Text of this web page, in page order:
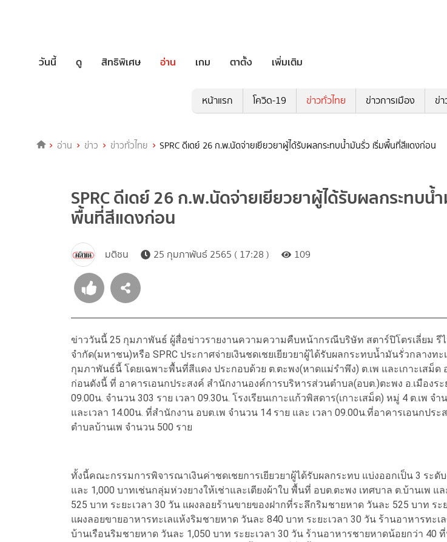
วันนี้ ดู สิทธิพิเศษ อ่าน เกม ตาตั้ง เพิ่มเติม
หน้าแรก โควิด-19 ข่าวทั่วไทย ข่าวการเมือง ข่
อ่าน ข่าว ข่าวทั่วไทย SPRC ดีเดย์ 26 ก.พ.นัดจ่ายเยียวยาผู้ได้รับผลกระทบน้ำมันรั่ว เริ่มพื้นที่สีแดงก่อน
SPRC ดีเดย์ 26 ก.พ.นัดจ่ายเยียวยาผู้ได้รับผลกระทบน้ำ
พื้นที่สีแดงก่อน
มติชน 25 กุมภาพันธ์ 2565 ( 17:28 ) 109
ข่าววันนี้ 25 กุมภาพันธ์ ผู้สื่อข่าวรายงานความความคืบหน้ากรณีบริษัท สตาร์ปิโตรเลี่ยม รี
จำกัด(มหาชน)หรือ SPRC ประกาศจ่ายเงินชดเชยเยียวยาผู้ได้รับผลกระทบน้ำมันรั่วกลางทะ
กุมภาพันธ์นี้ โดยเฉพาะพื้นที่สีแดง ประกอบด้วย ต.ตะพง(หาดแม่รำพึง) ต.เพ และเกาะเสม็ด
ก่อนดังนี้ ที่ อาคารเอนกประสงค์ สำนักงานองค์การบริหารส่วนตำบล(อบต.)ตะพง อ.เมืองระ
09.00น. จำนวน 303 ราย เวลา 09.30น. โรงเรียนเกาะแก้วพิสดาร(เกาะเสม็ด) หมู่ 4 ต.เพ จำ
และเวลา 14.00น. ที่สำนักงาน อบต.เพ จำนวน 14 ราย และ เวลา 09.00น.ที่อาคารเอนกประ
ตำบลบ้านเพ จำนวน 500 ราย
ทั้งนี้คณะกรรมการพิจารณาเงินค่าชดเชยการเยียวยาผู้ได้รับผลกระทบ แบ่งออกเป็น 3 ระดับ
และ 1,000 บาทเช่นกลุ่มห่วงยางให้เช่าและเตียงผ้าใบ พื้นที่ อบต.ตะพง เทศบาล ต.บ้านเพ แ
525 บาท ระยะเวลา 30 วัน แผงลอยร้านขายของฝากที่ระลึกริมชายหาด วันละ 525 บาท ระ
แผงลอยขายอาหารทะเลแห้งริมชายหาด วันละ 840 บาท ระยะเวลา 30 วัน ร้านอาหารทะ
บ้านเรือนริมชายหาด วันละ 1,050 บาท ระยะเวลา 30 วัน ร้านอาหารชายหาดน้อยกว่า 40